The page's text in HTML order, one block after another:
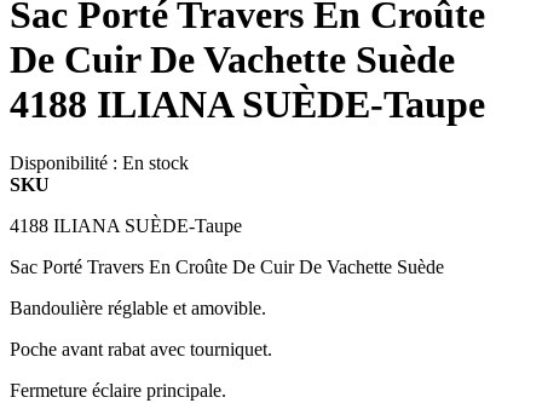
Sac Porté Travers En Croûte
De Cuir De Vachette Suède
4188 ILIANA SUÈDE-Taupe
Disponibilité : En stock
SKU
4188 ILIANA SUÈDE-Taupe
Sac Porté Travers En Croûte De Cuir De Vachette Suède
Bandoulière réglable et amovible.
Poche avant rabat avec tourniquet.
Fermeture éclaire principale.